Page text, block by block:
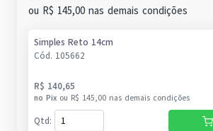
ou R$ 145,00 nas demais condições
Simples Reto 14cm
Cód. 105662
R$ 140,65
no Pix ou R$ 145,00 nas demais condições
Qtd: